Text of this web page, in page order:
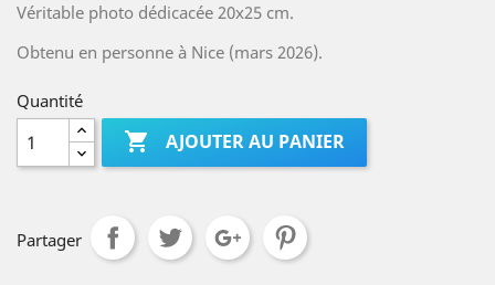
Véritable photo dédicacée 20x25 cm.
Obtenu en personne à Nice (mars 2026).
Quantité
 AJOUTER AU PANIER
Partager